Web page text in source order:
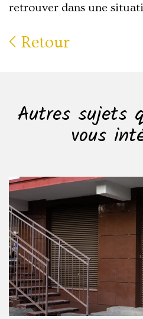
retrouver dans une
Retour
Autres sujets
vous